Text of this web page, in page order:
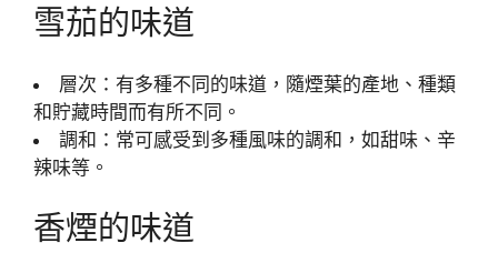
雪茄的味道
層次：有多種不同的味道，隨煙葉的產地、種類
和貯藏時間而有所不同。
調和：常可感受到多種風味的調和，如甜味、辛
辣味等。
香煙的味道